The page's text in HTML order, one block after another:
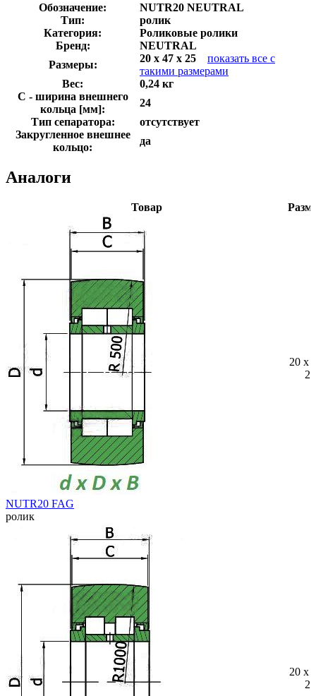
Обозначение:
NUTR20 NEUTRAL
Тип:
ролик
Категория:
Роликовые ролики
Бренд:
NEUTRAL
Размеры:
20 x 47 x 25
показать все с
такими размерами
Вес:
0,24 кг
C - ширина внешнего
кольца [мм]:
24
Тип сепаратора:
отсутствует
Закругленное внешнее
кольцо:
да
Аналоги
Товар
NUTR20 FAG
ролик
20 x
25
20 x
25